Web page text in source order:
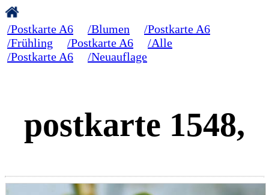
/Postkarte A6 /Blumen
/Postkarte A6
/Frühling
/Postkarte A6
/Alle
/Postkarte A6
/Neuauflage
postkarte 1548,